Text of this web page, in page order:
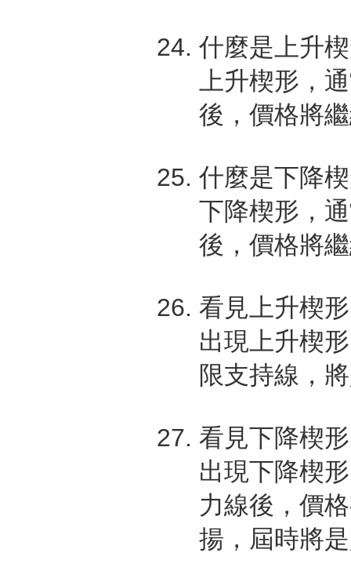
什麼是上升
上升楔形，
後，價格將
什麼是下降
下降楔形，
後，價格將
看見上升楔
出現上升楔
限支持線，
看見下降楔
出現下降楔
力線後，價
揚，屆時將